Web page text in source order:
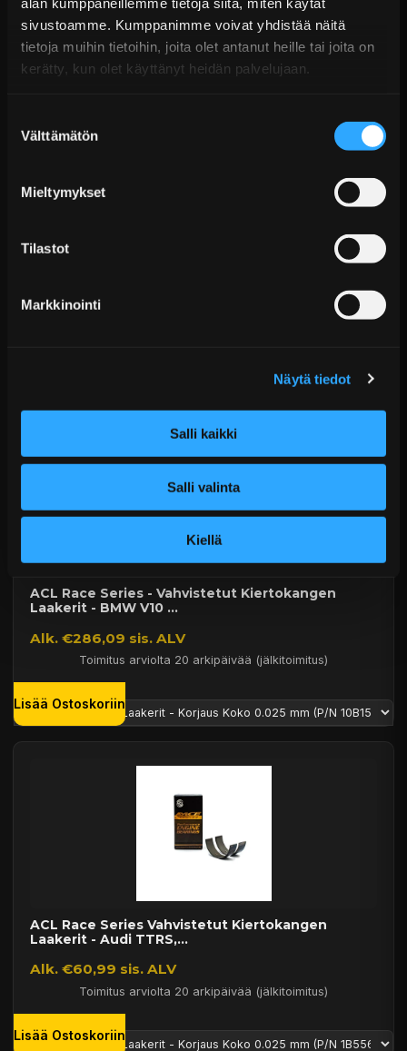
sivustoamme. Kumppanimme voivat yhdistää näitä
tietoja muihin tietoihin, joita olet antanut heille tai joita on
kerätty, kun olet käyttänyt heidän palvelujaan.
valinta
Välttämätön
Mieltymykset
Tilastot
Markkinointi
Näytä tiedot
Salli kaikki
Salli valinta
Kiellä
14 päivän palautusoikeus
KATSO LISÄÄ
Alk. €58,99 sis. ALV
ACL Race Series - Vahvistetut Kiertokangen
Laakerit - BMW V10 ...
Alk. €286,09 sis. ALV
Toimitus arviolta 20 arkipäivää (jälkitoimitus)
Lisää Ostoskoriin
ACL Race Series Vahvistetut Kiertokangen
Laakerit - Audi TTRS,...
Alk. €60,99 sis. ALV
Toimitus arviolta 20 arkipäivää (jälkitoimitus)
Lisää Ostoskoriin